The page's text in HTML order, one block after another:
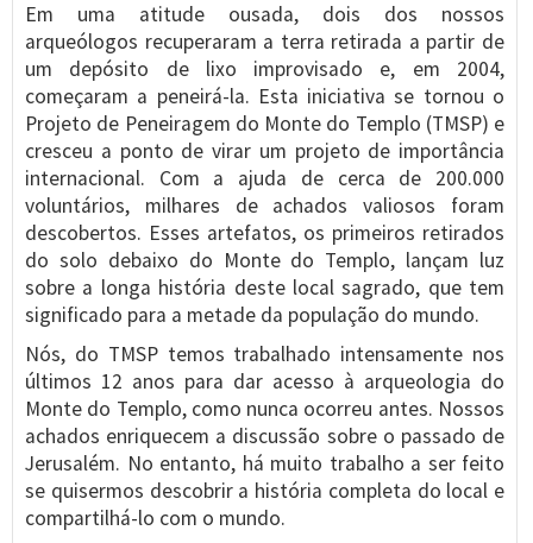
Em uma atitude ousada, dois dos nossos
arqueólogos recuperaram a terra retirada a partir de
um depósito de lixo improvisado e, em 2004,
começaram a peneirá-la. Esta iniciativa se tornou o
Projeto de Peneiragem do Monte do Templo (TMSP) e
cresceu a ponto de virar um projeto de importância
internacional. Com a ajuda de cerca de 200.000
voluntários, milhares de achados valiosos foram
descobertos. Esses artefatos, os primeiros retirados
do solo debaixo do Monte do Templo, lançam luz
sobre a longa história deste local sagrado, que tem
significado para a metade da população do mundo.
Nós, do TMSP temos trabalhado intensamente nos
últimos 12 anos para dar acesso à arqueologia do
Monte do Templo, como nunca ocorreu antes. Nossos
achados enriquecem a discussão sobre o passado de
Jerusalém. No entanto, há muito trabalho a ser feito
se quisermos descobrir a história completa do local e
compartilhá-lo com o mundo.